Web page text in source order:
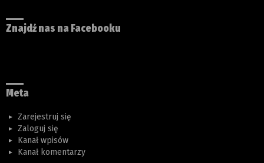
Znajdź nas na Facebooku
Meta
Zarejestruj się
Zaloguj się
Kanał wpisów
Kanał komentarzy